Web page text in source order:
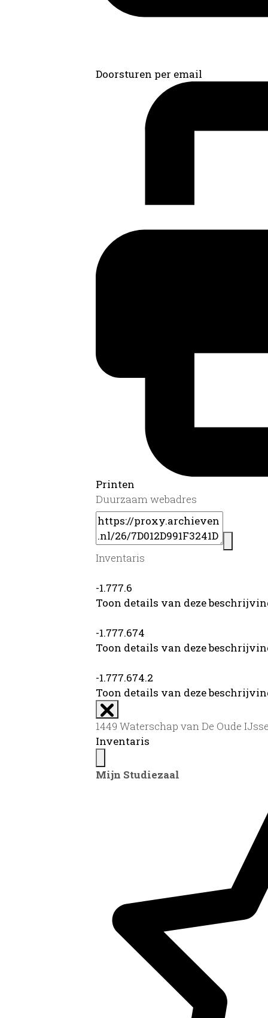
Doorsturen per email
Printen
Duurzaam webadres
Inventaris
-1.777.6
Toon details van deze
-1.777.674
Toon details van deze
-1.777.674.2
Toon details van deze
1449 Waterschap van De Oude
Inventaris
Mijn Studiezaal